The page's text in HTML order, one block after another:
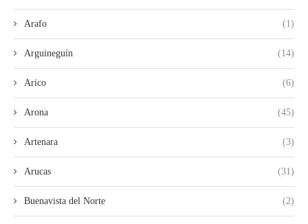
Arafo (1)
Arguineguín (14)
Arico (6)
Arona (45)
Artenara (3)
Arucas (31)
Buenavista del Norte (2)